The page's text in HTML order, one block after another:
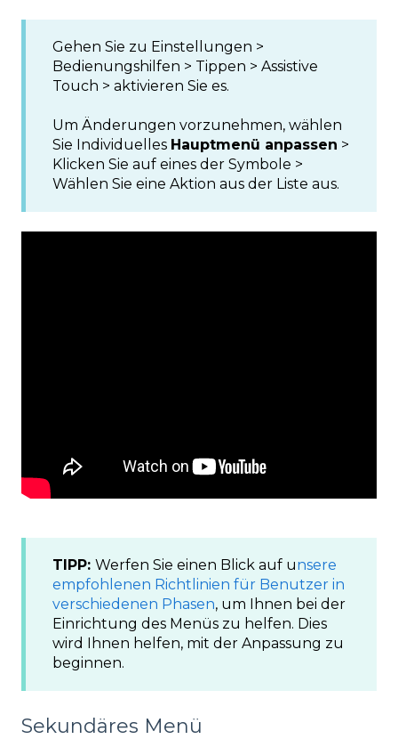
Gehen Sie zu Einstellungen >
Bedienungshilfen > Tippen > Assistive
Touch > aktivieren Sie es.
Um Änderungen vorzunehmen, wählen
Sie Individuelles Hauptmenü anpassen >
Klicken Sie auf eines der Symbole >
Wählen Sie eine Aktion aus der Liste aus.
TIPP: Werfen Sie einen Blick auf unsere
empfohlenen Richtlinien für Benutzer in
verschiedenen Phasen, um Ihnen bei der
Einrichtung des Menüs zu helfen. Dies
wird Ihnen helfen, mit der Anpassung zu
beginnen.
Sekundäres Menü